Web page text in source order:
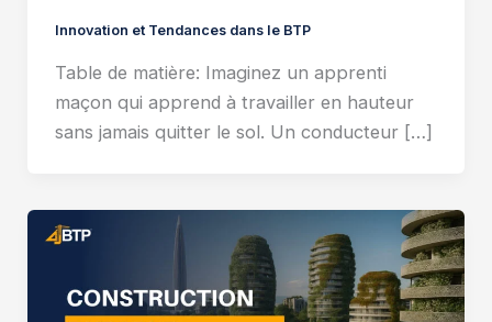
Innovation et Tendances dans le BTP
Table de matière: Imaginez un apprenti
maçon qui apprend à travailler en hauteur
sans jamais quitter le sol. Un conducteur […]